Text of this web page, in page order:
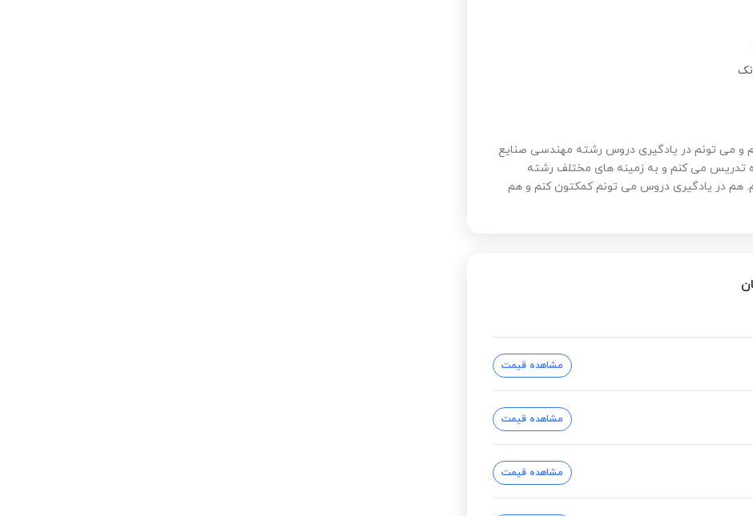
و می تونم در یادگیری دروس رشته مهندسی صنایع
که در دانشگاه تدریس می کنم و به زمینه های مختلف رشته
در یادگیری دروس می تونم کمکتون کنم و هم
مشاهده قیمت
مشاهده قیمت
مشاهده قیمت